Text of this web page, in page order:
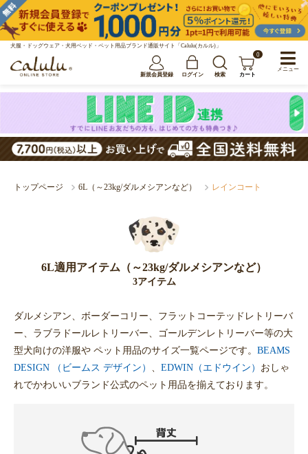
犬服・ドッグウェア・犬用ベッド・ペット用品ブランド通販サイト「Calulu(カルル)」
新規会員登録 ログイン 検索
0
カート
トップページ 6L（～23kg/ダルメシアンなど） レインコート
6L適用アイテム（～23kg/ダルメシアンなど）
3アイテム
ダルメシアン、ボーダーコリー、フラットコーテッドレトリーバ
ー、ラブラドールレトリーバー、ゴールデンレトリーバー等の大
型犬向けの洋服や ペット用品のサイズ一覧ページです。 BEAMS
DESIGN （ビームス デザイン）
EDWIN（エドウイン） おしゃ
れでかわいいブランド公式のペット用品を揃えております。
メニュー